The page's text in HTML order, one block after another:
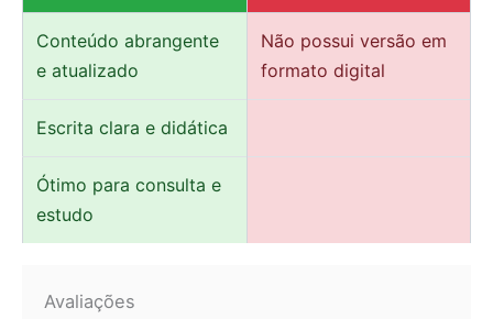
Conteúdo abrangente
e atualizado
Não possui versão em
formato digital
Escrita clara e didática
Ótimo para consulta e
estudo
Avaliações